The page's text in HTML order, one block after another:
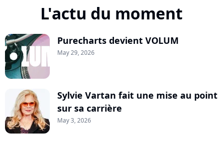
L'actu du moment
Purecharts devient VOLUM
May 29, 2026
Sylvie Vartan fait une mise au point
sur sa carrière
May 3, 2026